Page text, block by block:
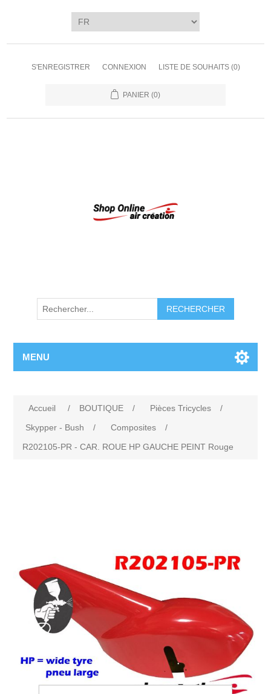
S'ENREGISTRER CONNEXION LISTE DE SOUHAITS (0)
PANIER (0)
RECHERCHER
MENU
Accueil / BOUTIQUE / Pièces Tricycles
/
Skypper - Bush
/ Composites
/
R202105-PR - CAR. ROUE HP GAUCHE PEINT Rouge